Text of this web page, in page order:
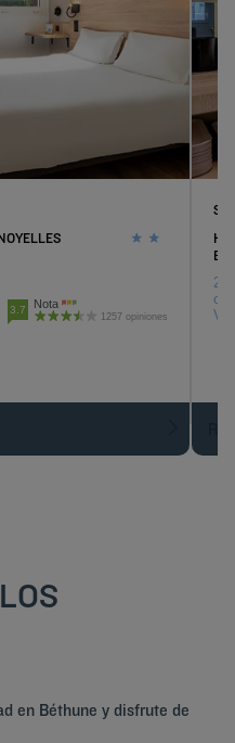
3.7 Nota
1257 opiniones
en Béthune y disfrute de